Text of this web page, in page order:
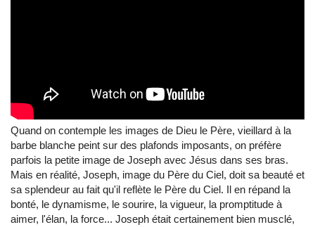
Quand on contemple les images de Dieu le Père, vieillard à la
barbe blanche peint sur des plafonds imposants, on préfère
parfois la petite image de Joseph avec Jésus dans ses bras.
Mais en réalité, Joseph, image du Père du Ciel, doit sa beauté et
sa splendeur au fait qu'il reflète le Père du Ciel. Il en répand la
bonté, le dynamisme, le sourire, la vigueur, la promptitude à
aimer, l'élan, la force... Joseph était certainement bien musclé,